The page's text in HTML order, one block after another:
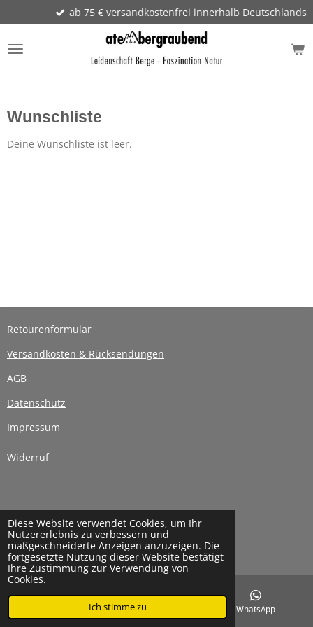
Diese Website verwendet Cookies, um Ihr
Nutzererlebnis zu verbessern und
maßgeschneiderte Anzeigen anzuzeigen. Die
fortgesetzte Nutzung dieser Website bestätigt
Ihre Zustimmung zur Verwendung von
Cookies.
Ich stimme zu
Hauptinhalt
springen
ab 75 € versandkostenfrei innerhalb Deutschlands
Wunschliste
Deine Wunschliste ist leer.
Retourenformular
Versandkosten & Rücksendungen
AGB
Datenschutz
Impressum
Widerruf
Widerrufsbelehrung
© 2024 - 2026 atembergraubend
Mit Unterstützung vonWebador
Instagram WhatsApp